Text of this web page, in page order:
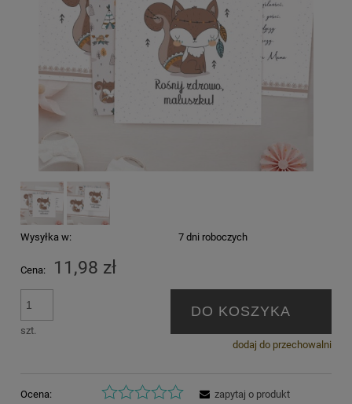
Wysyłka w: 7 dni roboczych
Cena: 11,98 zł
szt.
DO KOSZYKA
dodaj do przechowalni
Ocena:
zapytaj o produkt